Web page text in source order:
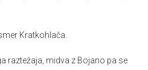
Kratkohlača.
raztežaja, midva z Bojano pa se